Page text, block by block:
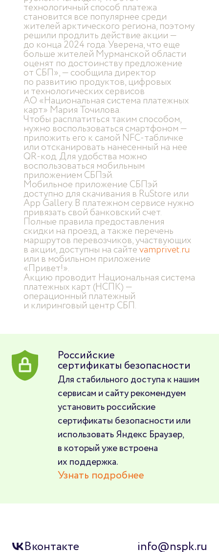
технологичный способ платежа
становится все популярнее среди
жителей арктического региона, поэтому
решили продлить действие акции —
до конца 2024 года. Уверена, что еще
больше жителей Мурманской области
оценят по достоинству предложение
от СБП», — сообщила директор
по развитию продуктов, цифровых
и технологических сервисов
АО «Национальная система платежных
карт» Мария Точилова.
Чтобы расплатиться таким способом,
нужно воспользоваться смартфоном —
приложить его к самой NFC-табличке
или отсканировать нанесенный на нее
QR-код. Для удобства можно
воспользоваться мобильным
приложением СБПэй.
Мобильное приложение СБПэй
доступно для скачивания в RuStore или
App Gallery. В платежном сервисе нужно
привязать свой банковский счет.
Полные правила предоставления
скидки на проезд, а также перечень
маршрутов перевозчиков, участвующих
в акции, доступны на сайтеvamprivet.ru
или в мобильном приложение
«Привет!».
Акцию проводит Национальная система
платежных карт (НСПК) —
операционный платежный
и клиринговый центр СБП.
Российские
сертификаты безопасности
Для стабильного доступа к нашим
сервисам и сайту рекомендуем
установить российские
сертификаты безопасности или
использовать Яндекс Браузер,
в который уже встроена
их поддержка.
Узнать подробнее
Вконтакте info@nspk.ru